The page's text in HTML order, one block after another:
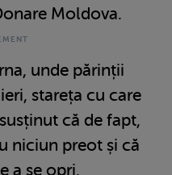
Moldova.
unde părinții
stareța cu care
că de fapt,
niciun preot și că
a se opri.